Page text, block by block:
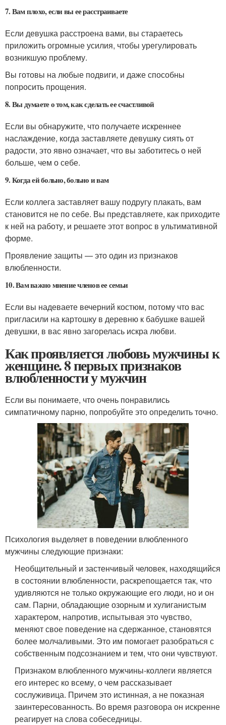
7. Вам плохо, если вы ее расстраиваете
Если девушка расстроена вами, вы стараетесь
приложить огромные усилия, чтобы урегулировать
возникшую проблему.
Вы готовы на любые подвиги, и даже способны
попросить прощения.
8. Вы думаете о том, как сделать ее счастливой
Если вы обнаружите, что получаете искреннее
наслаждение, когда заставляете девушку сиять от
радости, это явно означает, что вы заботитесь о ней
больше, чем о себе.
9. Когда ей больно, больно и вам
Если коллега заставляет вашу подругу плакать, вам
становится не по себе. Вы представляете, как приходите
к ней на работу, и решаете этот вопрос в ультимативной
форме.
Проявление защиты — это один из признаков
влюбленности.
10. Вам важно мнение членов ее семьи
Если вы надеваете вечерний костюм, потому что вас
пригласили на картошку в деревню к бабушке вашей
девушки, в вас явно загорелась искра любви.
Как проявляется любовь мужчины к
женщине. 8 первых признаков
влюбленности у мужчин
Если вы понимаете, что очень понравились
симпатичному парню, попробуйте это определить точно.
Психология выделяет в поведении влюбленного
мужчины следующие признаки:
Необщительный и застенчивый человек, находящийся
в состоянии влюбленности, раскрепощается так, что
удивляются не только окружающие его люди, но и он
сам. Парни, обладающие озорным и хулиганистым
характером, напротив, испытывая это чувство,
меняют свое поведение на сдержанное, становятся
более молчаливыми. Это им помогает разобраться с
собственным подсознанием и тем, что они чувствуют.
Признаком влюбленного мужчины-коллеги является
его интерес ко всему, о чем рассказывает
сослуживица. Причем это истинная, а не показная
заинтересованность. Во время разговора он искренне
реагирует на слова собеседницы.